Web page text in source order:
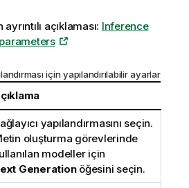
açıklaması: Inference
için yapılandırılabilir ayarlar
yapılandırmasını seçin.
oluşturma görevlerinde
modeller için
Generationöğesini seçin.